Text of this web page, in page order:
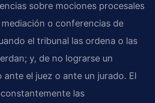
sobre mociones procesales
o conferencias de
el tribunal las ordena o las
y, de no lograrse un
ante el juez o ante un jurado. El
las